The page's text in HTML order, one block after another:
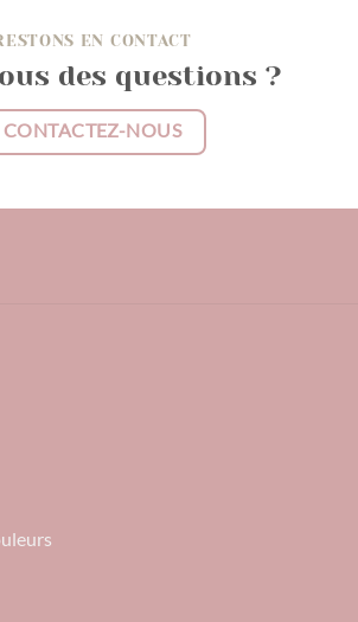
EN CONTACT
des questions ?
CONTACTEZ-NOUS